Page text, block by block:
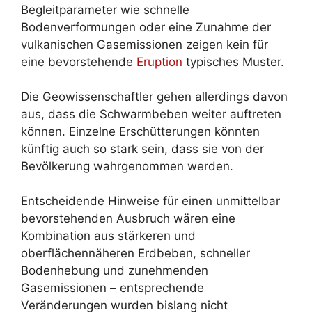
Begleitparameter wie schnelle
Bodenverformungen oder eine Zunahme der
vulkanischen Gasemissionen zeigen kein für
eine bevorstehende Eruption typisches Muster.
Die Geowissenschaftler gehen allerdings davon
aus, dass die Schwarmbeben weiter auftreten
können. Einzelne Erschütterungen könnten
künftig auch so stark sein, dass sie von der
Bevölkerung wahrgenommen werden.
Entscheidende Hinweise für einen unmittelbar
bevorstehenden Ausbruch wären eine
Kombination aus stärkeren und
oberflächennäheren Erdbeben, schneller
Bodenhebung und zunehmenden
Gasemissionen – entsprechende
Veränderungen wurden bislang nicht